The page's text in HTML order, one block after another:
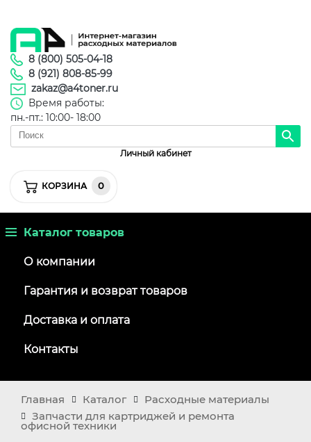
8 (800) 505-04-18
8 (921) 808-85-99
zakaz@a4toner.ru
Время работы:
пн.-пт.: 10:00- 18:00
Личный кабинет
КОРЗИНА 0
Каталог товаров
О компании
Гарантия и возврат товаров
Доставка и оплата
Контакты
Главная Каталог
Расходные материалы
Запчасти для картриджей и ремонта
офисной техники